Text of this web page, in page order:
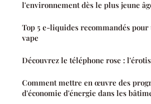
l'environnement dès le plus jeune
Top 5 e-liquides recommandés
vape
Découvrez le téléphone rose :
Comment mettre en œuvre des
d'économie d'énergie dans les